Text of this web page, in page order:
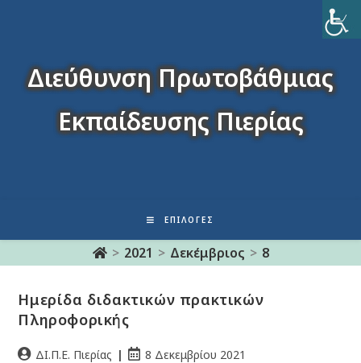
Διεύθυνση Πρωτοβάθμιας
Εκπαίδευσης Πιερίας
ΕΠΙΛΟΓΈΣ
> 2021 > Δεκέμβριος > 8
Ημερίδα διδακτικών πρακτικών
Πληροφορικής
ΔΙ.Π.Ε. Πιερίας 8 Δεκεμβρίου 2021